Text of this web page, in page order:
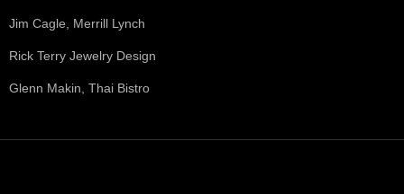
Jim Cagle, Merrill Lynch
Rick Terry Jewelry Design
Glenn Makin, Thai Bistro